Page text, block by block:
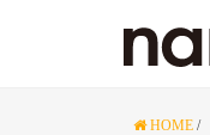
HOME /